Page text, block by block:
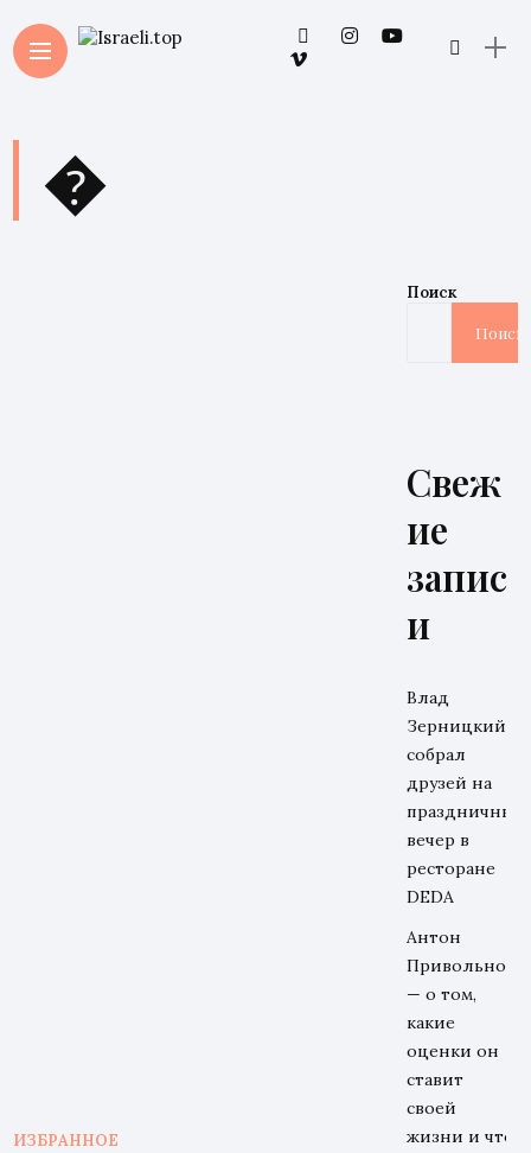
�
ИЗБРАННОЕ
Поиск
Поиск
Свеж
ие
запис
и
Влад
Зерницкий
собрал
друзей на
праздничный
вечер в
ресторане
DEDA
Антон
Привольнов
— о том,
какие
оценки он
ставит
своей
жизни и что